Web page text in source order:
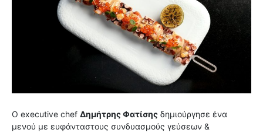
Ο executive chef Δημήτρης Φατίσης δημιούργησε ένα
μενού με ευφάνταστους συνδυασμούς γεύσεων &